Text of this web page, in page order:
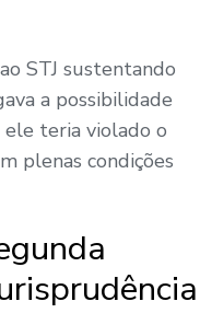
STJ sustentando
a possibilidade
ele teria violado o
plenas condições